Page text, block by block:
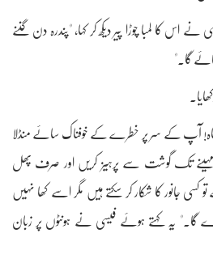
اس کا لمبا چوڑا پیر دیکھ کر کہا، "پندرہ دن گننے
گا۔"
آپ کے سر پر خطرے کے خوفناک سائے منڈلا
تک گوشت سے پرہیز کریں اور صرف پھل
جانور کا شکار کر سکتے ہیں مگر اسے کھا نہیں
گا۔" یہ کہتے ہوئے فیسی نے ہونٹوں پر زبان